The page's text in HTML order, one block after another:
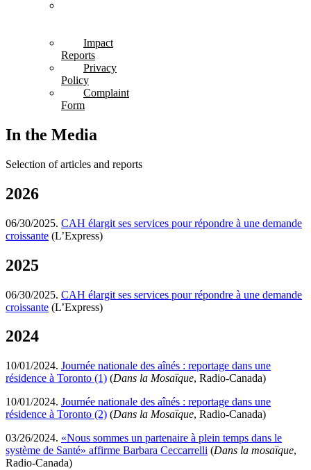
Impact
Reports
Privacy
Policy
Complaint
Form
In the Media
Selection of articles and reports
2026
06/30/2025. CAH élargit ses services pour répondre à une demande
croissante (L’Express)
2025
06/30/2025. CAH élargit ses services pour répondre à une demande
croissante (L’Express)
2024
10/01/2024. Journée nationale des aînés : reportage dans une
résidence à Toronto (1) (Dans la Mosaïque, Radio-Canada)
10/01/2024. Journée nationale des aînés : reportage dans une
résidence à Toronto (2) (Dans la Mosaïque, Radio-Canada)
03/26/2024. «Nous sommes un partenaire à plein temps dans le
système de Santé» affirme Barbara Ceccarrelli (Dans la mosaïque,
Radio-Canada)